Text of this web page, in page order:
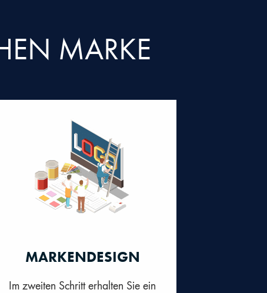
MARKE
MARKENDESIGN
Im zweiten Schritt erhalten Sie ein